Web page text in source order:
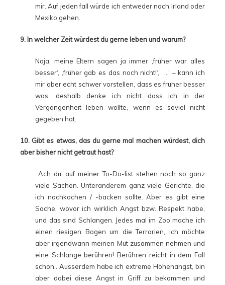
mir. Auf jeden fall würde ich entweder nach Irland oder
Mexiko gehen.
9. In welcher Zeit würdest du gerne leben und warum?
Naja, meine Eltern sagen ja immer ‚früher war alles
besser‘, ‚früher gab es das noch nicht!‘, ‚..‘ – kann ich
mir aber echt schwer vorstellen, dass es früher besser
was, deshalb denke ich nicht dass ich in der
Vergangenheit leben wöllte, wenn es soviel nicht
gegeben hat.
10. Gibt es etwas, das du gerne mal machen würdest, dich
aber bisher nicht getraut hast?
Ach du, auf meiner To-Do-list stehen noch so ganz
viele Sachen. Unteranderem ganz viele Gerichte, die
ich nachkochen / -backen sollte. Aber es gibt eine
Sache, wovor ich wirklich Angst bzw. Respekt habe,
und das sind Schlangen. Jedes mal im Zoo mache ich
einen riesigen Bogen um die Terrarien, ich möchte
aber irgendwann meinen Mut zusammen nehmen und
eine Schlange berühren! Berühren reicht in dem Fall
schon.. Ausserdem habe ich extreme Höhenangst, bin
aber dabei diese Angst in Griff zu bekommen und